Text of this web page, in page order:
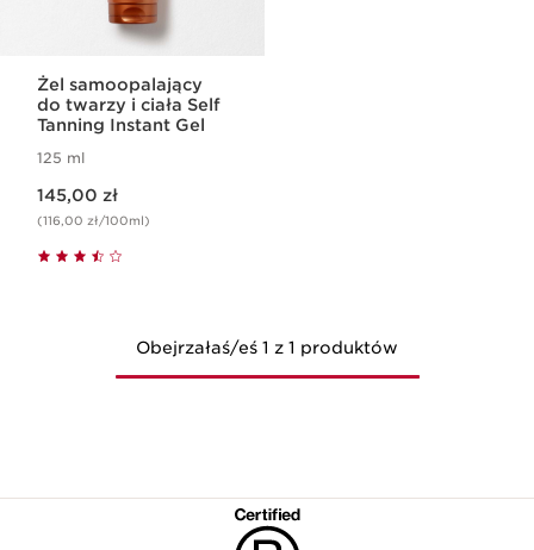
Żel samoopalający
do twarzy i ciała Self
Tanning Instant Gel
125 ml
145,00 zł
(116,00 zł/100ml)
Obejrzałaś/eś 1 z 1 produktów